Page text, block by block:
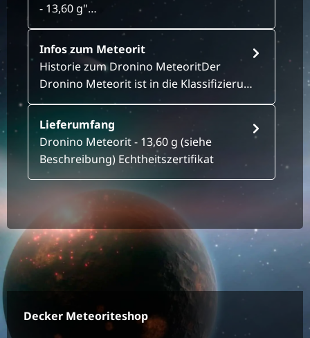
- 13,60 g"…
Infos zum Meteorit
Historie zum Dronino MeteoritDer
Dronino Meteorit ist in die Klassifizieru…
Lieferumfang
Dronino Meteorit - 13,60 g (siehe
Beschreibung) Echtheitszertifikat
Decker Meteoriteshop